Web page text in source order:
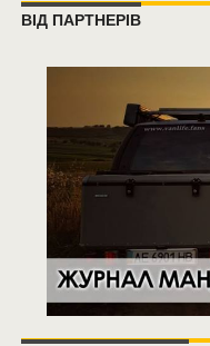
ВІД ПАРТНЕРІВ